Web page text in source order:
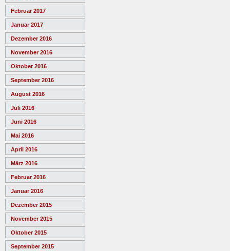
Februar 2017
Januar 2017
Dezember 2016
November 2016
Oktober 2016
September 2016
August 2016
Juli 2016
Juni 2016
Mai 2016
April 2016
März 2016
Februar 2016
Januar 2016
Dezember 2015
November 2015
Oktober 2015
September 2015